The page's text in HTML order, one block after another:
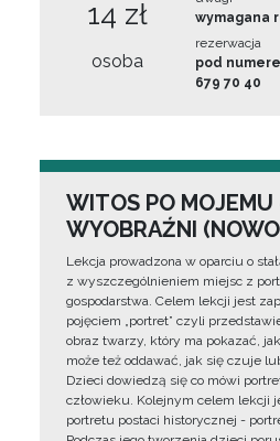
14 zł
osoba
wymagana
rezerwacja
pod
679 70 40
WITOS PO
WYOBRAŹNI
Lekcja prowadzona w oparciu o
z wyszczególnieniem miejsc z
gospodarstwa. Celem lekcji jest
pojęciem „portret” czyli
obraz twarzy, który ma pokazać,
może też oddawać, jak się czuje
Dzieci dowiedzą się co mówi
człowieku. Kolejnym celem lekcji
portretu postaci historycznej -